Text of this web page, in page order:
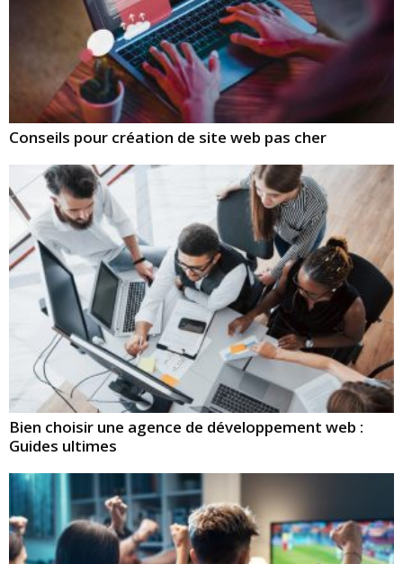
Conseils pour création de site web pas cher
Bien choisir une agence de développement web :
Guides ultimes